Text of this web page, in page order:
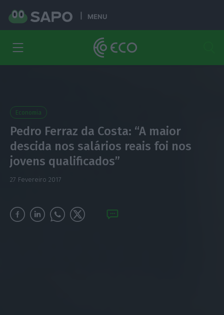
MENU
Economia
Pedro Ferraz da Costa: “A maior
descida nos salários reais foi nos
jovens qualificados”
27 Fevereiro 2017